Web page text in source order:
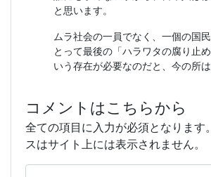
と思います。
ムラ社会の一員でなく、一個の国
とって最後の「ハラワタの腐り止
いう存在が必要なのだと、今の所は
コメントはこちらから
全ての項目に入力が必須となります
スはサイト上には表示されません。